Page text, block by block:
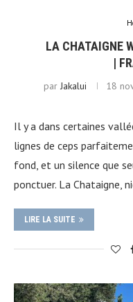
LA CHATAIGNE
|
par Jakalui 18
Il y a dans certaines
lignes de ceps
fond, et un silence que
ponctuer. La Chataigne,
LIRE LA SUITE